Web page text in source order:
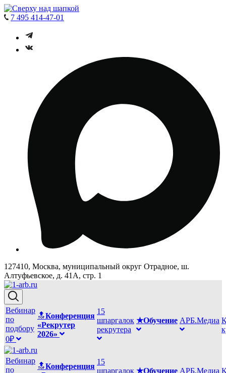
7 495 414-47-01
127410, Москва, муниципальный округ Отрадное, ш.
Алтуфьевское, д. 41А, стр. 1
Вебинар
по
подбору
0₽
🔝Конференция
«Рекрутер
2026»
15
шпаргалок
рекрутера
★Обучение АРБ.Медиа
Вебинар
по
🔝Конференция
15
шпаргалок ★Обучение АРБ.Медиа